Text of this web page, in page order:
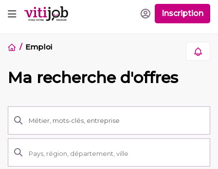
Inscription
Emploi
Ma recherche d'offres